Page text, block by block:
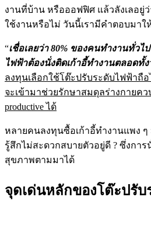
งานที่บ้าน หรือออฟฟิศ แล้วลังเลอยู่
ใช้งานหรือไม่ วันนี้เรามีคำตอบมาใ
“เชื่อเลยว่า 80% ของคนทำงานทั่ว
ไฟฟ้าต้องนั่งติดเก้าอี้ทำงานตลอดทั้
ลงทุนเลือกใช้โต๊ะปรับระดับไฟฟ้าถือ
จะเข้ามาช่วยรักษาสมดุลร่างกายค
productive ได้
หลายคนลงทุนซื้อเก้าอี้ทำงานแพง ๆ
รู้สึกไม่สะดวกสบายตัวอยู่ดี ? ซึ่งกา
สุขภาพตามมาได้
จุดเด่นหลักของโต๊ะปรั